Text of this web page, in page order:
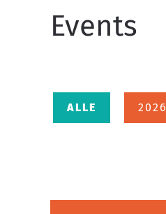
Events
ALLE 2026